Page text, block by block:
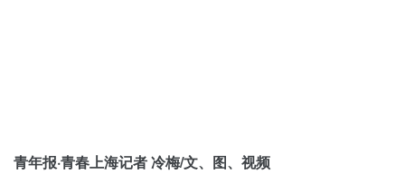
青年报·青春上海记者 冷梅/文、图、视频